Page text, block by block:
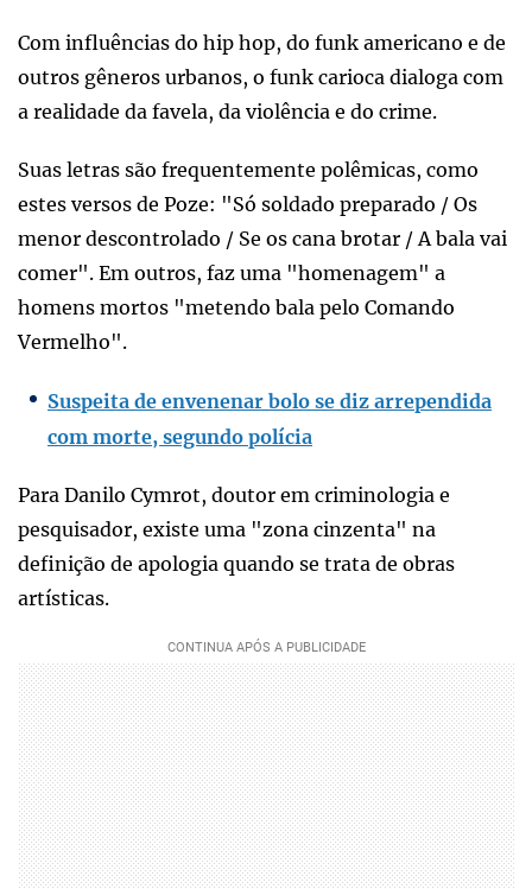
Com influências do hip hop, do funk americano e de
outros gêneros urbanos, o funk carioca dialoga com
a realidade da favela, da violência e do crime.
Suas letras são frequentemente polêmicas, como
estes versos de Poze: "Só soldado preparado / Os
menor descontrolado / Se os cana brotar / A bala vai
comer". Em outros, faz uma "homenagem" a
homens mortos "metendo bala pelo Comando
Vermelho".
Suspeita de envenenar bolo se diz arrependida
com morte, segundo polícia
Para Danilo Cymrot, doutor em criminologia e
pesquisador, existe uma "zona cinzenta" na
definição de apologia quando se trata de obras
artísticas.